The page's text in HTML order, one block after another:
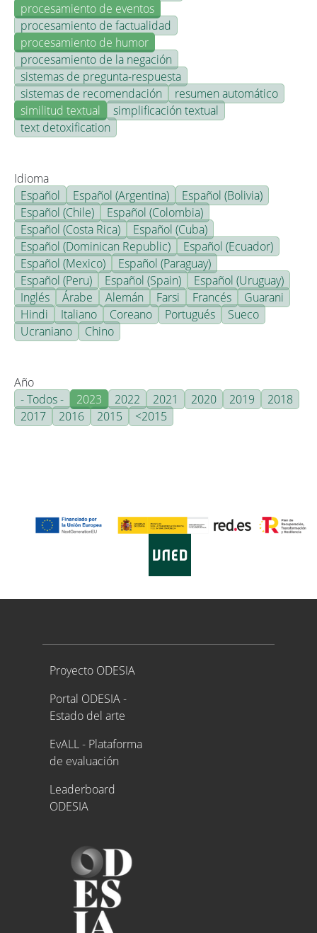
procesamiento de eventos
procesamiento de factualidad
procesamiento de humor
procesamiento de la negación
sistemas de pregunta-respuesta
sistemas de recomendación
resumen automático
similitud textual
simplificación textual
text detoxification
Idioma
Español
Español (Argentina)
Español (Bolivia)
Español (Chile)
Español (Colombia)
Español (Costa Rica)
Español (Cuba)
Español (Dominican Republic)
Español (Ecuador)
Español (Mexico)
Español (Paraguay)
Español (Peru)
Español (Spain)
Español (Uruguay)
Inglés
Árabe Alemán Farsi Francés
Guarani
Hindi
Italiano Coreano Portugués
Sueco
Ucraniano
Chino
Año
- Todos -
2023 2022 2021 2020 2019
2018
2017
2016 2015 <2015
Proyecto ODESIA
Proyecto ODESIA
Portal ODESIA -
Estado del arte
EvALL - Plataforma
de evaluación
Leaderboard
ODESIA